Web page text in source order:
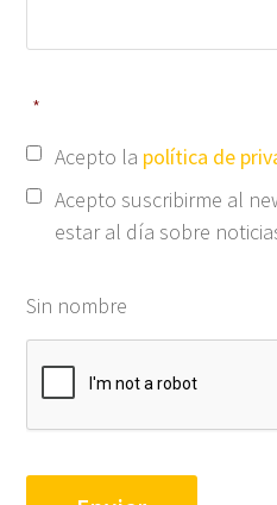
*
Acepto la política de
Acepto suscribirme al
estar al día sobre
Sin nombre